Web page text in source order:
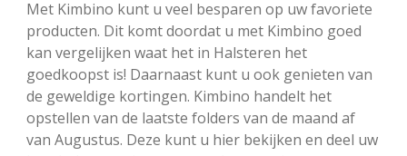
Met Kimbino kunt u veel besparen op uw favoriete
producten. Dit komt doordat u met Kimbino goed
kan vergelijken waat het in Halsteren het
goedkoopst is! Daarnaast kunt u ook genieten van
de geweldige kortingen. Kimbino handelt het
opstellen van de laatste folders van de maand af
van Augustus. Deze kunt u hier bekijken en deel uw